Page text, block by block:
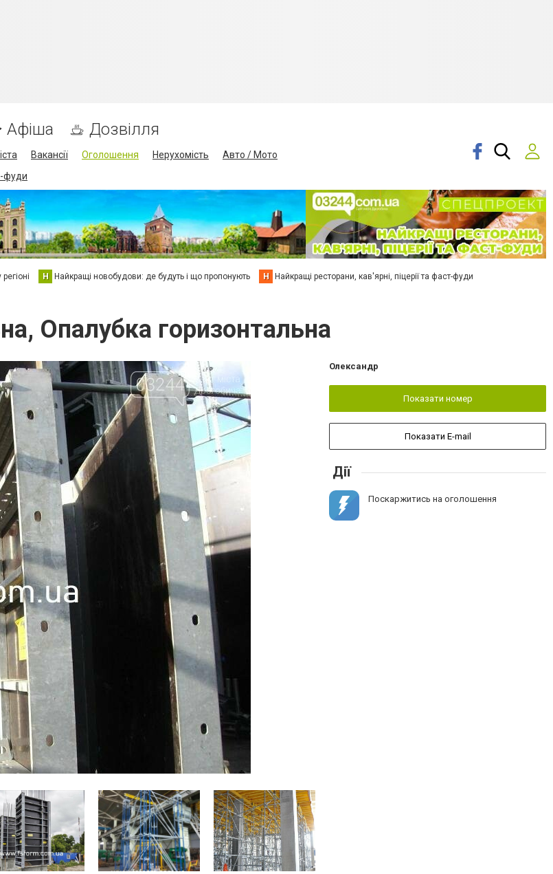
Афіша Дозвілля
Вакансії Оголошення Нерухомість
Авто / Мото
фуди
Н Найкращі новобудови: де будуть і що пропонують Н Найкращі ресторани, кав'ярні, піцерії та фаст-фуди
Опалубка горизонтальна
Олександр
Показати номер
Показати E-mail
Дії
Поскаржитись на оголошення